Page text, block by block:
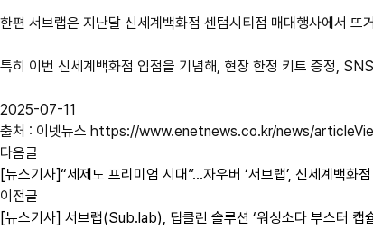
한편 서브랩은 지난달 신세계백화점 센텀시티점 매대행사에서
특히 이번 신세계백화점 입점을 기념해, 현장 한정 키트 증정,
2025-07-11
출처 : 이넷뉴스 https://www.enetnews.co.kr/news/
다음글
[뉴스기사]“세제도 프리미엄 시대”...자우버 ‘서브랩’, 신세계백화
이전글
[뉴스기사] 서브랩(Sub.lab), 딥클린 솔루션 ‘워싱소다 부스터 캡